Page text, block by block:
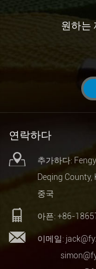
원하는
연락하다
추가하다:
Deqing County,
중국
아픈: +86-
이메일: